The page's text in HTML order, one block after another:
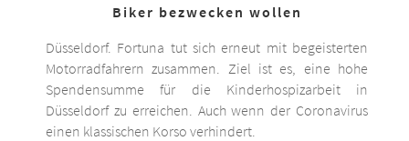
Biker bezwecken wollen
Düsseldorf. Fortuna tut sich erneut mit begeisterten
Motorradfahrern zusammen. Ziel ist es, eine hohe
Spendensumme für die Kinderhospizarbeit in
Düsseldorf zu erreichen. Auch wenn der Coronavirus
einen klassischen Korso verhindert.